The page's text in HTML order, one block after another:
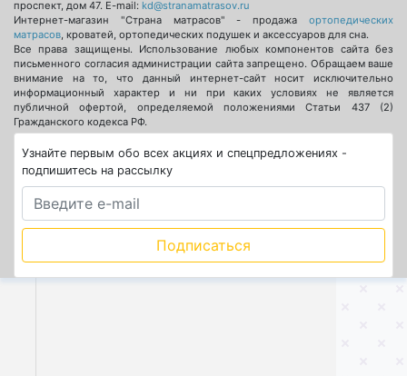
проспект, дом 47. E-mail: kd@stranamatrasov.ru
Интернет-магазин "Страна матрасов" - продажа ортопедических
матрасов , кроватей, ортопедических подушек и аксессуаров для сна.
Все права защищены. Использование любых компонентов сайта без
письменного согласия администрации сайта запрещено. Обращаем ваше
внимание на то, что данный интернет-сайт носит исключительно
информационный характер и ни при каких условиях не является
публичной офертой, определяемой положениями Статьи 437 (2)
Гражданского кодекса РФ.
Узнайте первым обо всех акциях и спецпредложениях -
подпишитесь на рассылку